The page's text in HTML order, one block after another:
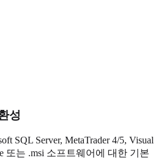
성
SQL Server, MetaTrader 4/5, Visual
또는 .msi 소프트웨어에 대한 기본